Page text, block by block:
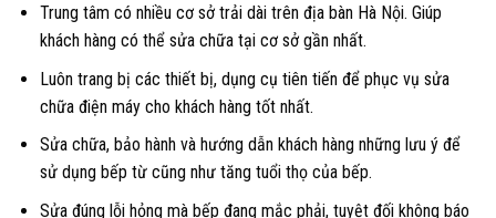
Trung tâm có nhiều cơ sở trải dài trên địa bàn Hà Nội. Giúp
khách hàng có thể sửa chữa tại cơ sở gần nhất.
Luôn trang bị các thiết bị, dụng cụ tiên tiến để phục vụ sửa
chữa điện máy cho khách hàng tốt nhất.
Sửa chữa, bảo hành và hướng dẫn khách hàng những lưu ý để
sử dụng bếp từ cũng như tăng tuổi thọ của bếp.
Sửa đúng lỗi hỏng mà bếp đang mắc phải, tuyệt đối không báo